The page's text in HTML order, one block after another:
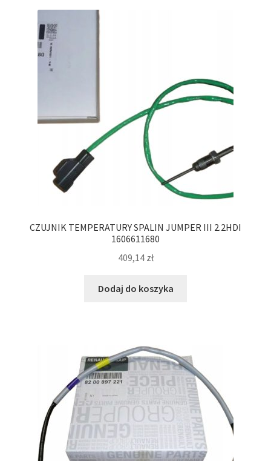
CZUJNIK TEMPERATURY SPALIN JUMPER III 2.2HDI
1606611680
409,14 zł
Dodaj do koszyka